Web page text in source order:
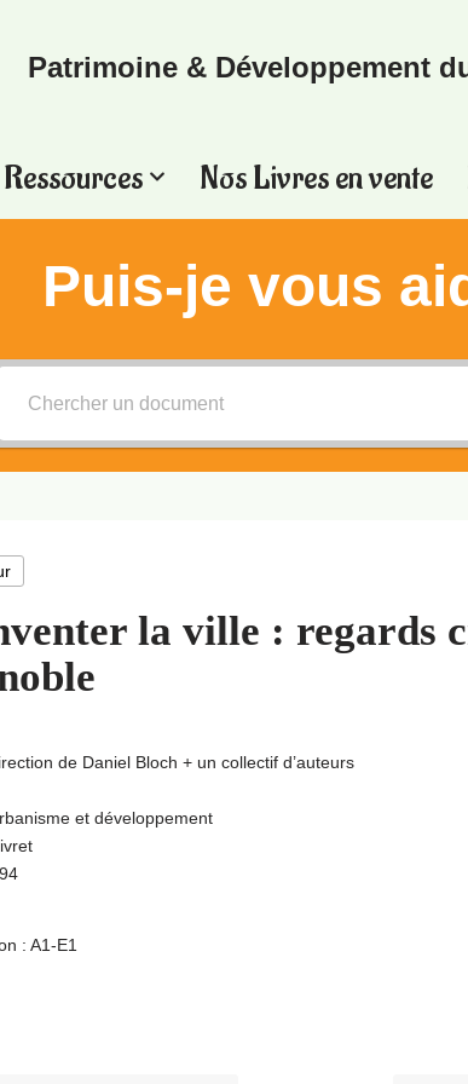
Patrimoine & Développement
Ressources Nos Livres en vente
Puis-je vous
la ville : regards
de Daniel Bloch + un collectif d’auteurs
et développement
: A1-E1